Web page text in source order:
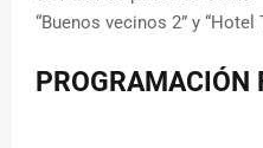
“Buenos vecinos 2” y “Hotel
PROGRAMACIÓN